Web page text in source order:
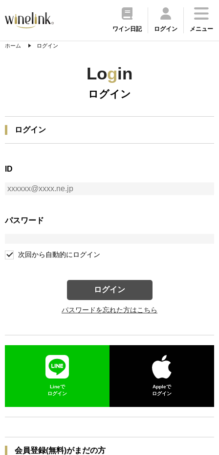
ワイン日記 ログイン メニュー
ホーム ログイン
Login
ログイン
ログイン
ID
パスワード
次回から自動的にログイン
ログイン
パスワードを忘れた方はこちら
Lineで
ログイン
Appleで
ログイン
会員登録(無料)がまだの方